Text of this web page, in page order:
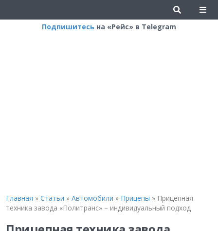
Подпишитесь на «Рейс» в Telegram
Главная » Статьи » Автомобили » Прицепы » Прицепная
техника завода «Политранс» – индивидуальный подход